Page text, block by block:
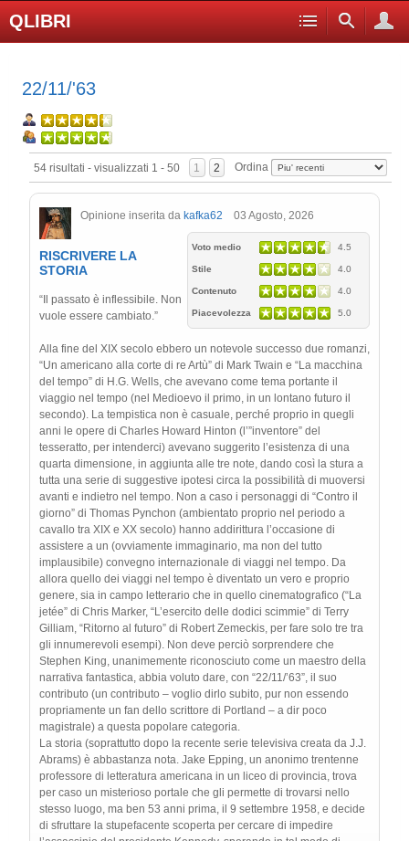
QLIBRI
22/11/'63
54 risultati - visualizzati 1 - 50 1 2 Ordina
Opinione inserita da kafka62 03 Agosto, 2026
Voto medio 4.5
Stile 4.0
Contenuto 4.0
Piacevolezza 5.0
RISCRIVERE LA
STORIA
“Il passato è inflessibile. Non
vuole essere cambiato.”
Alla fine del XIX secolo ebbero un notevole successo due romanzi,
“Un americano alla corte di re Artù” di Mark Twain e “La macchina
del tempo” di H.G. Wells, che avevano come tema portante il
viaggio nel tempo (nel Medioevo il primo, in un lontano futuro il
secondo). La tempistica non è casuale, perché proprio in quegli
anni le opere di Charles Howard Hinton (l’”inventore” del
tesseratto, per intenderci) avevano suggerito l’esistenza di una
quarta dimensione, in aggiunta alle tre note, dando così la stura a
tutta una serie di suggestive ipotesi circa la possibilità di muoversi
avanti e indietro nel tempo. Non a caso i personaggi di “Contro il
giorno” di Thomas Pynchon (ambientato proprio nel periodo a
cavallo tra XIX e XX secolo) hanno addirittura l’occasione di
assistere a un (ovviamente immaginario, ma non del tutto
implausibile) convegno internazionale di viaggi nel tempo. Da
allora quello dei viaggi nel tempo è diventato un vero e proprio
genere, sia in campo letterario che in quello cinematografico (“La
jetée” di Chris Marker, “L’esercito delle dodici scimmie” di Terry
Gilliam, “Ritorno al futuro” di Robert Zemeckis, per fare solo tre tra
gli innumerevoli esempi). Non deve perciò sorprendere che
Stephen King, unanimemente riconosciuto come un maestro della
narrativa fantastica, abbia voluto dare, con “22/11/’63”, il suo
contributo (un contributo – voglio dirlo subito, pur non essendo
propriamente un fan dello scrittore di Portland – a dir poco
magistrale) a questa popolare categoria.
La storia (soprattutto dopo la recente serie televisiva creata da J.J.
Abrams) è abbastanza nota. Jake Epping, un anonimo trentenne
professore di letteratura americana in un liceo di provincia, trova
per caso un misterioso portale che gli permette di trovarsi nello
stesso luogo, ma ben 53 anni prima, il 9 settembre 1958, e decide
di sfruttare la stupefacente scoperta per cercare di impedire